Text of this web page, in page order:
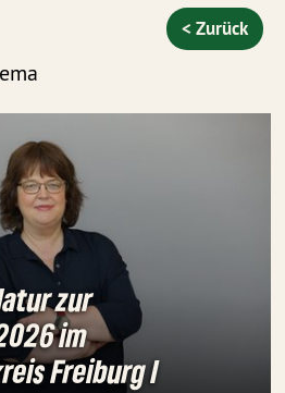
< Zurück
zur
im
Freiburg I